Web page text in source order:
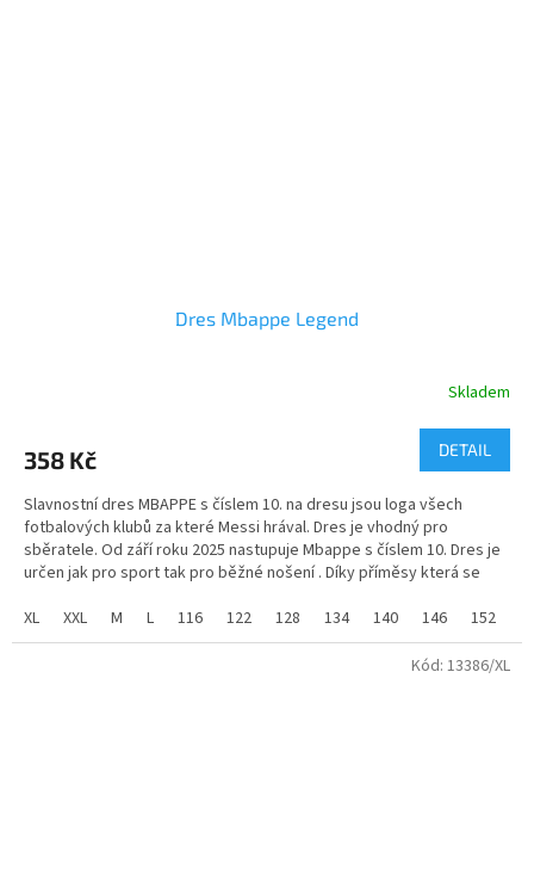
Dres Mbappe Legend
je
z
5
hvězdiček.
Skladem
358 Kč DETAIL
Slavnostní dres MBAPPE s číslem 10. na dresu jsou loga všech
fotbalových klubů za které Messi hrával. Dres je vhodný pro
sběratele. Od září roku 2025 nastupuje Mbappe s číslem 10. Dres je
určen jak pro sport tak pro běžné nošení . Díky příměsy která se
Materiál - 100% PE
XL XXL M L 116 122 128 134 140 146 152
Kód: 13386/XL